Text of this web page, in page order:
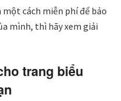
cách miễn phí để bảo
mình, thì hãy xem giải
trang biểu